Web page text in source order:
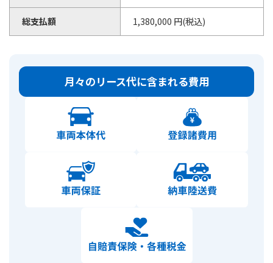
総支払額 1,380,000 円(税込)
月々のリース代に含まれる費用